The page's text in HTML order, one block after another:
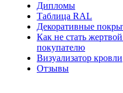
Дипломы
Таблица RAL
Декоративные
Как не стать
покупателю
Визуализатор кровли
Отзывы